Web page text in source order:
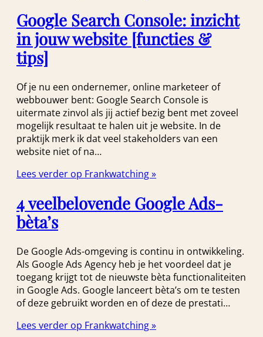
Google Search Console: inzicht
in jouw website [functies &
tips]
Of je nu een ondernemer, online marketeer of
webbouwer bent: Google Search Console is
uitermate zinvol als jij actief bezig bent met zoveel
mogelijk resultaat te halen uit je website. In de
praktijk merk ik dat veel stakeholders van een
website niet of na…
Lees verder op Frankwatching »
4 veelbelovende Google Ads-
bèta’s
De Google Ads-omgeving is continu in ontwikkeling.
Als Google Ads Agency heb je het voordeel dat je
toegang krijgt tot de nieuwste bèta functionaliteiten
in Google Ads. Google lanceert bèta’s om te testen
of deze gebruikt worden en of deze de prestati…
Lees verder op Frankwatching »